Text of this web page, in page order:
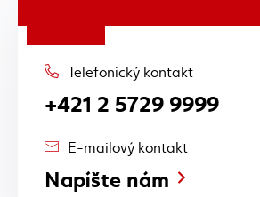
Telefonický kontakt
+421 2 5729 9999
E-mailový kontakt
Napíšte nám